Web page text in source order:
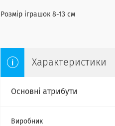
Розмір іграшок 8-13 см
Характеристики
Основні атрибути
Виробник